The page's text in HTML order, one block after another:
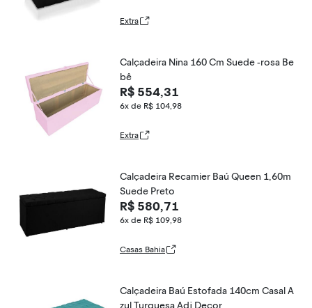
Extra
Calçadeira Nina 160 Cm Suede -rosa Be
bê
R$ 554,31
6x de R$ 104,98
Extra
Calçadeira Recamier Baú Queen 1,60m
Suede Preto
R$ 580,71
6x de R$ 109,98
Casas Bahia
Calçadeira Baú Estofada 140cm Casal A
zul Turquesa Adj Decor